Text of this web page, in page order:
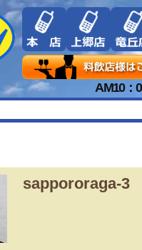
AM10：
sappororaga-3